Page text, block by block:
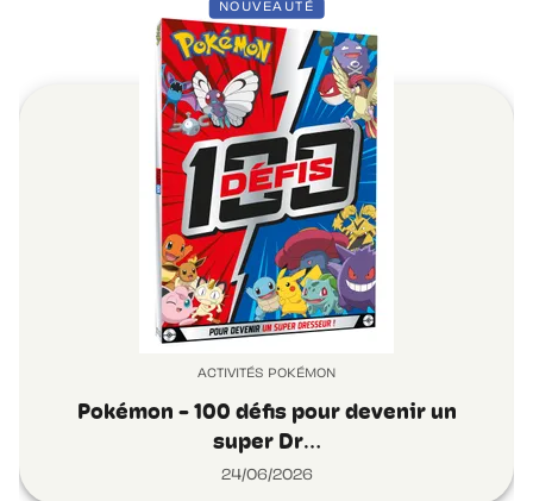
NOUVEAUTÉ
ACTIVITÉS POKÉMON
Pokémon - 100 défis pour devenir un
super Dr…
24/06/2026